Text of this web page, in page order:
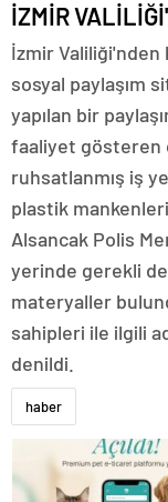
İZMİR
İzmir Valiliği'nden
sosyal paylaşım
yapılan bir
faaliyet gösteren
ruhsatlanmış iş
plastik
Alsancak Polis
yerinde gerekli
materyaller
sahipleri ile ilgili
denildi.
haber